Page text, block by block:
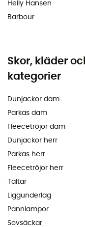
Helly Hansen
Barbour
Skor, kläder
kategorier
Dunjackor dam
Parkas dam
Fleecetröjor dam
Dunjackor herr
Parkas herr
Fleecetröjor herr
Tältar
Liggunderlag
Pannlampor
Sovsäckar